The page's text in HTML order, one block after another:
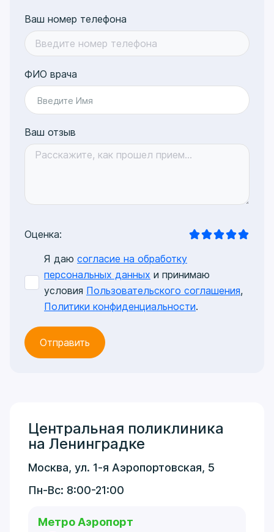
Ваш номер телефона
ФИО врача
Введите Имя
Оценка:
Ваш отзыв
Я даю согласие на обработку
персональных данных и принимаю
условия Пользовательского соглашения,
Политики конфиденциальности.
Центральная поликлиника
на Ленинградке
Москва, ул. 1-я Аэропортовская, 5
Пн-Вс: 8:00-21:00
Метро Аэропорт